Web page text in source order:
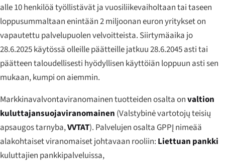
alle 10 henkilöä työllistävät ja vuosiliikevaiholtaan tai taseen
loppusummaltaan enintään 2 miljoonan euron yritykset on
vapautettu palvelupuolen velvoitteista. Siirtymäaika jo
28.6.2025 käytössä olleille päätteille jatkuu 28.6.2045 asti tai
päätteen taloudellisesti hyödyllisen käyttöiän loppuun asti sen
mukaan, kumpi on aiemmin.
Markkinavalvontaviranomainen tuotteiden osalta onvaltion
kuluttajansuojaviranomainen (Valstybinė vartotojų teisių
apsaugos tarnyba,VVTAT). Palvelujen osalta GPPĮ nimeää
alakohtaiset viranomaiset johtavaan rooliin: Liettuan pankki
kuluttajien pankkipalveluissa,